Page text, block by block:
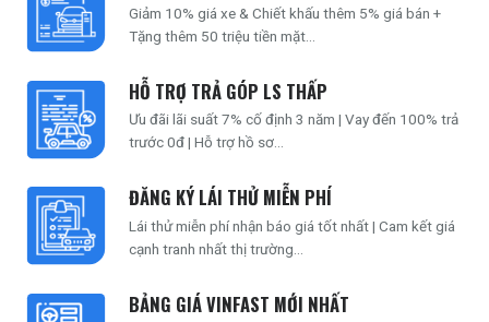
Giảm 10% giá xe & Chiết khấu thêm 5% giá bán +
Tặng thêm 50 triệu tiền mặt...
HỖ TRỢ TRẢ GÓP LS THẤP
Ưu đãi lãi suất 7% cố định 3 năm | Vay đến 100% trả
trước 0đ | Hỗ trợ hồ sơ...
ĐĂNG KÝ LÁI THỬ MIỄN PHÍ
Lái thử miễn phí nhận báo giá tốt nhất | Cam kết giá
cạnh tranh nhất thị trường...
BẢNG GIÁ VINFAST MỚI NHẤT